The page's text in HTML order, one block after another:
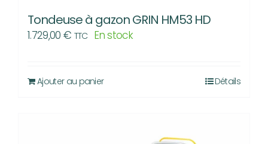
Tondeuse à gazon GRIN HM53 HD
1.729,00 € TTC En stock
Ajouter au panier Détails